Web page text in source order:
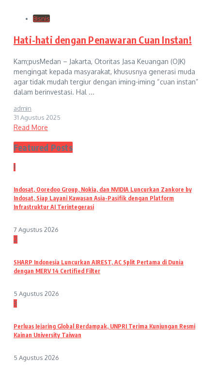
Bisnis
Hati-hati dengan Penawaran Cuan Instan!
Kam;pusMedan – Jakarta, Otoritas Jasa Keuangan (OJK)
mengingat kepada masyarakat, khususnya generasi muda
agar tidak mudah tergiur dengan iming-iming “cuan instan”
dalam berinvestasi. Hal ...
admin
31 Agustus 2025
Read More
Featured Posts
1
Indosat, Ooredoo Group, Nokia, dan NVIDIA Luncurkan Zankore by
Indosat, Siap Layani Kawasan Asia-Pasifik dengan Platform
Infrastruktur AI Terintegerasi
7 Agustus 2026
2
SHARP Indonesia Luncurkan AIREST, AC Split Pertama di Dunia
dengan MERV 14 Certified Filter
5 Agustus 2026
3
Perluas Jejaring Global Berdampak, UNPRI Terima Kunjungan Resmi
Kainan University Taiwan
5 Agustus 2026